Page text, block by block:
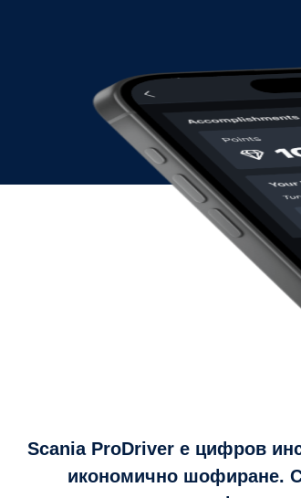
Scania ProDriver е цифров
икономично шофиране.